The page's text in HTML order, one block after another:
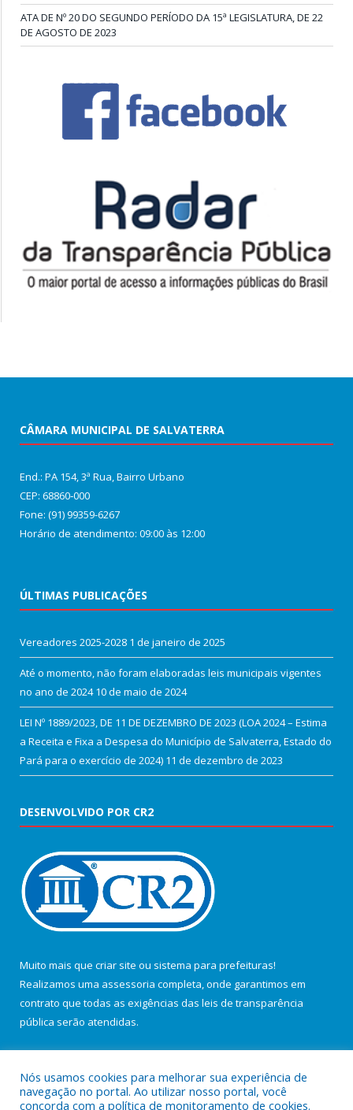
ATA DE Nº 20 DO SEGUNDO PERÍODO DA 15ª LEGISLATURA, DE 22
DE AGOSTO DE 2023
CÂMARA MUNICIPAL DE SALVATERRA
End.: PA 154, 3ª Rua, Bairro Urbano
CEP: 68860‑000
Fone: (91) 99359-6267
Horário de atendimento: 09:00 às 12:00
ÚLTIMAS PUBLICAÇÕES
Vereadores 2025-2028 1 de janeiro de 2025
Até o momento, não foram elaboradas leis municipais vigentes
no ano de 2024 10 de maio de 2024
LEI Nº 1889/2023, DE 11 DE DEZEMBRO DE 2023 (LOA 2024 – Estima
a Receita e Fixa a Despesa do Município de Salvaterra, Estado do
Pará para o exercício de 2024) 11 de dezembro de 2023
DESENVOLVIDO POR CR2
Muito mais que criar site ou sistema para prefeituras!
Realizamos uma assessoria completa, onde garantimos em
contrato que todas as exigências das leis de transparência
pública serão atendidas.
Nós usamos cookies para melhorar sua experiência de
navegação no portal. Ao utilizar nosso portal, você
concorda com a política de monitoramento de cookies.